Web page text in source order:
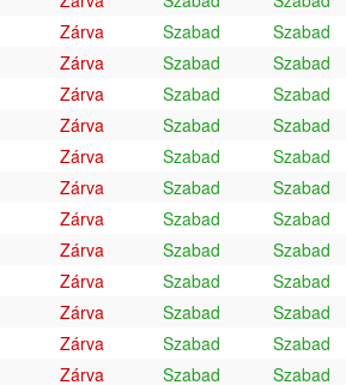
Zárva Szabad
Szabad
Zárva Szabad
Szabad
Zárva Szabad
Szabad
Zárva Szabad
Szabad
Zárva Szabad
Szabad
Zárva Szabad
Szabad
Zárva Szabad
Szabad
Zárva Szabad
Szabad
Zárva Szabad
Szabad
Zárva Szabad
Szabad
Zárva Szabad
Szabad
Zárva Szabad
Szabad